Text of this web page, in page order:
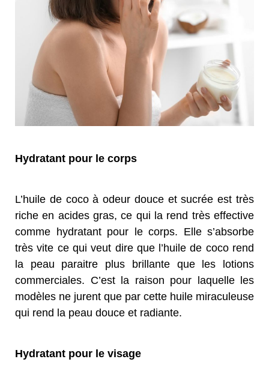
Hydratant pour le corps
L’huile de coco à odeur douce et sucrée est très
riche en acides gras, ce qui la rend très effective
comme hydratant pour le corps. Elle s’absorbe
très vite ce qui veut dire que l’huile de coco rend
la peau paraitre plus brillante que les lotions
commerciales. C’est la raison pour laquelle les
modèles ne jurent que par cette huile miraculeuse
qui rend la peau douce et radiante.
Hydratant pour le visage